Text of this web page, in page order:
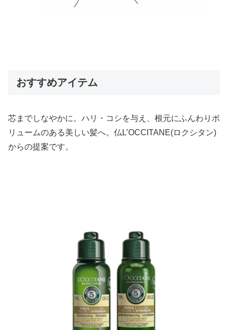
おすすめアイテム
芯までしなやかに。ハリ・コシを与え、根元にふんわりボ
リュームのある美しい髪へ。仏L’OCCITANE(ロクシタン)
からの提案です。